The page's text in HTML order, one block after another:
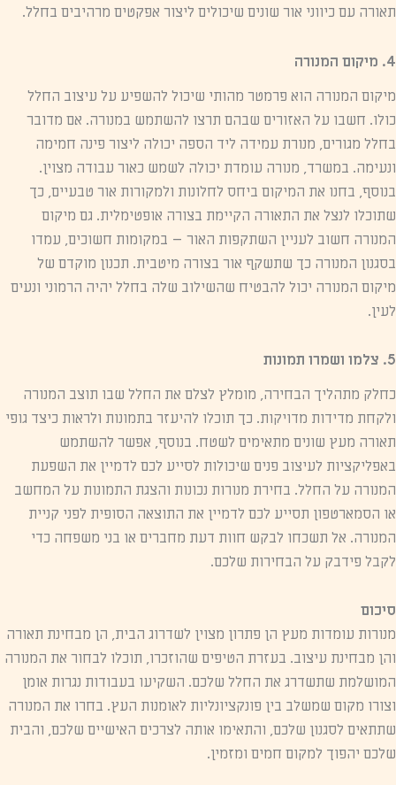
תאורה עם כיווני אור שונים שיכולים ליצור אפקטים מרהיבים בחלל.
4. מיקום המנורה
מיקום המנורה הוא פרמטר מהותי שיכול להשפיע על עיצוב החלל
כולו. חשבו על האזורים שבהם תרצו להשתמש במנורה. אם מדובר
בחלל מגורים, מנורת עמידה ליד הספה יכולה ליצור פינה חמימה
ונעימה. במשרד, מנורה עומדת יכולה לשמש כאור עבודה מצוין.
בנוסף, בחנו את המיקום ביחס לחלונות ולמקורות אור טבעיים, כך
שתוכלו לנצל את התאורה הקיימת בצורה אופטימלית. גם מיקום
המנורה חשוב לעניין השתקפות האור – במקומות חשוכים, עמדו
בסגנון המנורה כך שתשקף אור בצורה מיטבית. תכנון מוקדם של
מיקום המנורה יכול להבטיח שהשילוב שלה בחלל יהיה הרמוני ונעים
לעין.
5. צלמו ושמרו תמונות
כחלק מתהליך הבחירה, מומלץ לצלם את החלל שבו תוצב המנורה
ולקחת מדידות מדויקות. כך תוכלו להיעזר בתמונות ולראות כיצד גופי
תאורה מעץ שונים מתאימים לשטח. בנוסף, אפשר להשתמש
באפליקציות לעיצוב פנים שיכולות לסייע לכם לדמיין את השפעת
המנורה על החלל. בחירת מנורות נכונות והצגת התמונות על המחשב
או הסמארטפון תסייע לכם לדמיין את התוצאה הסופית לפני קניית
המנורה. אל תשכחו לבקש חוות דעת מחברים או בני משפחה כדי
לקבל פידבק על הבחירות שלכם.
סיכום
מנורות עומדות מעץ הן פתרון מצוין לשדרוג הבית, הן מבחינת תאורה
והן מבחינת עיצוב. בעזרת הטיפים שהוזכרו, תוכלו לבחור את המנורה
המושלמת שתשדרג את החלל שלכם. השקיעו בעבודות נגרות אומן
וצורו מקום שמשלב בין פונקציונליות לאומנות העץ. בחרו את המנורה
שתתאים לסגנון שלכם, והתאימו אותה לצרכים האישיים שלכם, והבית
שלכם יהפוך למקום חמים ומזמין.